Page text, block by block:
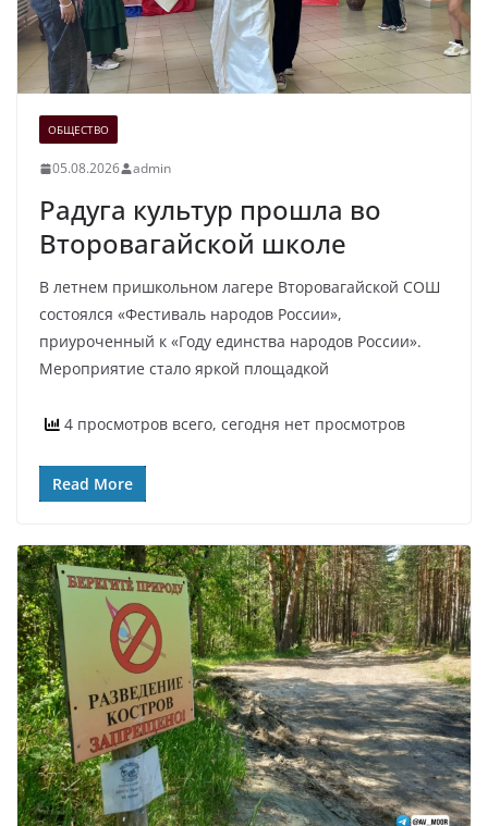
ОБЩЕСТВО
05.08.2026 admin
Радуга культур прошла во
Второвагайской школе
В летнем пришкольном лагере Второвагайской СОШ
состоялся «Фестиваль народов России»,
приуроченный к «Году единства народов России».
Мероприятие стало яркой площадкой
4 просмотров всего, сегодня нет просмотров
Read More